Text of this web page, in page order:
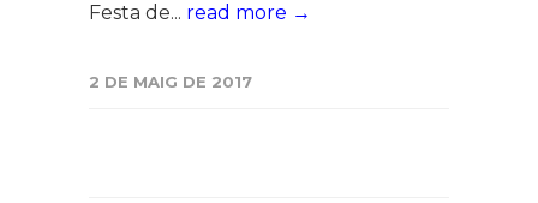
Festa de... read more →
2 DE MAIG DE 2017